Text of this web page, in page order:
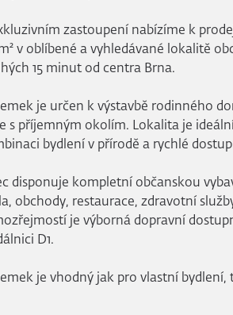
zastoupení nabízíme k
m² v oblíbené a vyhledávané lokalitě
15 minut od centra Brna.
je určen k výstavbě rodinného
s příjemným okolím. Lokalita je
bydlení v přírodě a rychlé
disponuje kompletní občanskou
obchody, restaurace, zdravotní
je výborná dopravní
D1.
je vhodný jak pro vlastní